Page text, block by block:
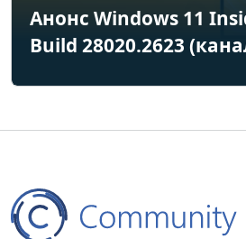
Анонс Windows 11
Build 28020.2623